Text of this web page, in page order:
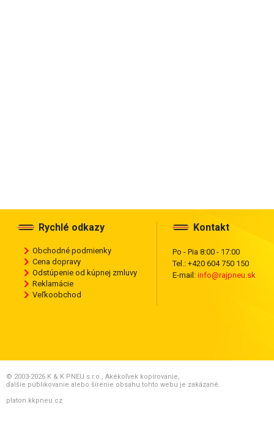
Rychlé odkazy
Obchodné podmienky
Cena dopravy
Odstúpenie od kúpnej zmluvy
Reklamácie
Veľkoobchod
Kontakt
Po - Pia 8:00 - 17:00
Tel.: +420 604 750 150
E-mail: info@rajpneu.sk
© 2003-2026 K & K PNEU s.r.o., Akékoľvek kopírovanie,
ďalšie publikovanie alebo šírenie obsahu tohto webu je zakázané.
platon.kkpneu.cz